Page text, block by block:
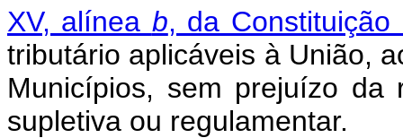
XV, alínea b, da Constituição
tributário aplicáveis à União,
Municípios, sem prejuízo da
supletiva ou regulamentar.